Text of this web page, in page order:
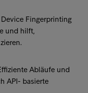
Fingerprinting
und hilft,
Abläufe und
API- basierte